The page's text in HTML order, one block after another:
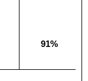
opleiding:
waarde bekendLandelijk
91%